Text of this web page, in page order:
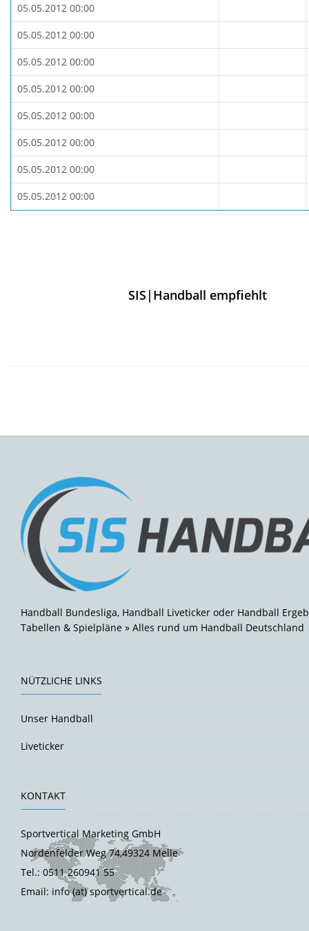
05.05.2012 00:00
05.05.2012 00:00
05.05.2012 00:00
05.05.2012 00:00
05.05.2012 00:00
05.05.2012 00:00
05.05.2012 00:00
05.05.2012 00:00
SIS|Handball empfiehlt
Handball Bundesliga, Handball Liveticker oder Handball
Tabellen & Spielpläne » Alles rund um Handball Deutschland
NÜTZLICHE LINKS
Unser Handball
Liveticker
KONTAKT
Sportvertical Marketing GmbH
Nordenfelder Weg 74,49324 Melle
Tel.: 0511 260941 55
Email: info (at) sportvertical.de